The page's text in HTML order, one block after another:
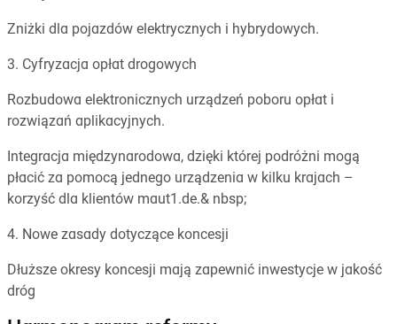
Zniżki dla pojazdów elektrycznych i hybrydowych.
3. Cyfryzacja opłat drogowych
Rozbudowa elektronicznych urządzeń poboru opłat i
rozwiązań aplikacyjnych.
Integracja międzynarodowa, dzięki której podróżni mogą
płacić za pomocą jednego urządzenia w kilku krajach –
korzyść dla klientów maut1.de.& nbsp;
4. Nowe zasady dotyczące koncesji
Dłuższe okresy koncesji mają zapewnić inwestycje w jakość
dróg